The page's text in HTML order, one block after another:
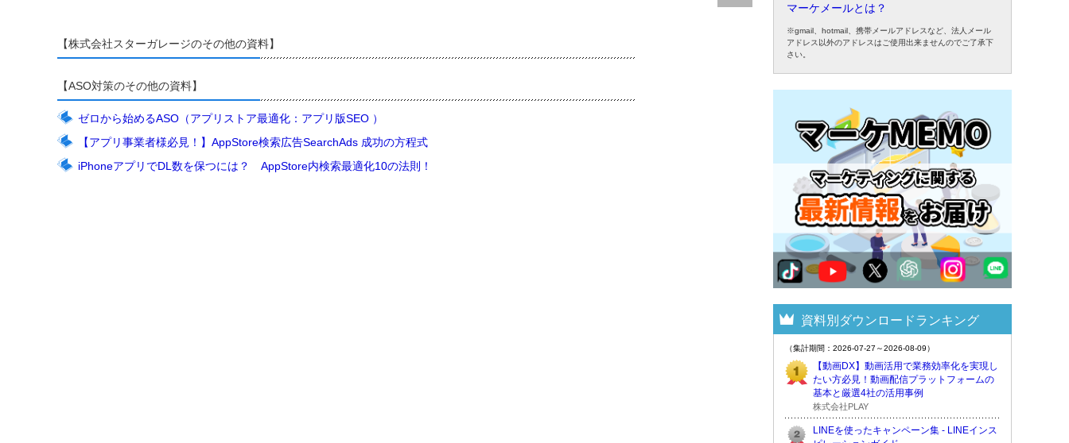
【株式会社スターガレージのその他の資料】
【ASO対策のその他の資料】
ゼロから始めるASO（アプリストア最適化：アプリ版SEO ）
【アプリ事業者様必見！】AppStore検索広告SearchAds 成功の方程式
iPhoneアプリでDL数を保つには？ AppStore内検索最適化10の法則！
マーケメールとは？
※gmail、hotmail、携帯メールアドレスなど、法人メール
アドレス以外のアドレスはご使用出来ませんのでご了承下
さい。
資料別ダウンロードランキング
（集計期間：2026-07-27～2026-08-09）
【動画DX】動画活用で業務効率化を実現し
たい方必見！動画配信プラットフォームの
基本と厳選4社の活用事例
株式会社PLAY
LINEを使ったキャンペーン集 - LINEインス